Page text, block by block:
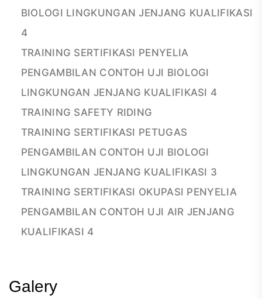
BIOLOGI LINGKUNGAN JENJANG KUALIFIKASI
4
TRAINING SERTIFIKASI PENYELIA
PENGAMBILAN CONTOH UJI BIOLOGI
LINGKUNGAN JENJANG KUALIFIKASI 4
TRAINING SAFETY RIDING
TRAINING SERTIFIKASI PETUGAS
PENGAMBILAN CONTOH UJI BIOLOGI
LINGKUNGAN JENJANG KUALIFIKASI 3
TRAINING SERTIFIKASI OKUPASI PENYELIA
PENGAMBILAN CONTOH UJI AIR JENJANG
KUALIFIKASI 4
Galery